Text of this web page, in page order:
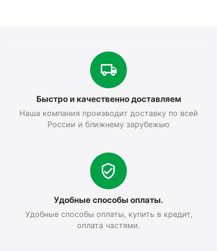
Быстро и качественно доставляем
Наша компания производит доставку по всей
России и ближнему зарубежью
Удобные способы оплаты.
Удобные способы оплаты, купить в кредит,
оплата частями.